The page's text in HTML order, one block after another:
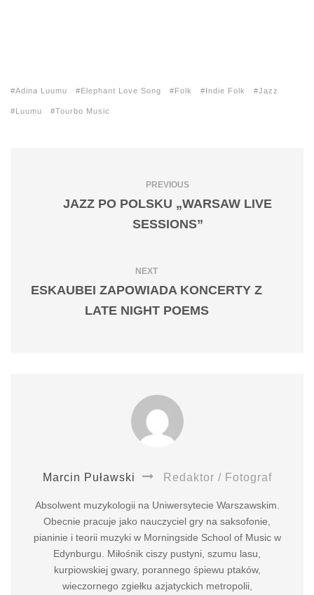
Adina Luumu Elephant Love Song Folk Indie Folk Jazz
Luumu Tourbo Music
PREVIOUS
JAZZ PO POLSKU „WARSAW LIVE
SESSIONS”
NEXT
ESKAUBEI ZAPOWIADA KONCERTY Z
LATE NIGHT POEMS
Marcin Puławski Redaktor / Fotograf
Absolwent muzykologii na Uniwersytecie Warszawskim.
Obecnie pracuje jako nauczyciel gry na saksofonie,
pianinie i teorii muzyki w Morningside School of Music w
Edynburgu. Miłośnik ciszy pustyni, szumu lasu,
kurpiowskiej gwary, porannego śpiewu ptaków,
wieczornego zgiełku azjatyckich metropolii,